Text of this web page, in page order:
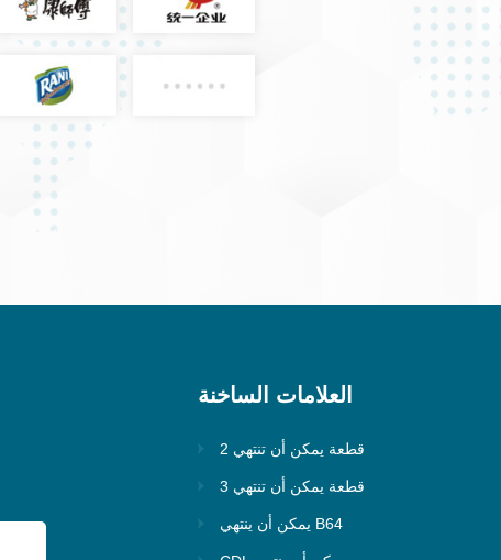
العلامات الساخنة
2 قطعة يمكن أن تنتهي
3 قطعة يمكن أن تنتهي
يمكن أن ينتهي B64